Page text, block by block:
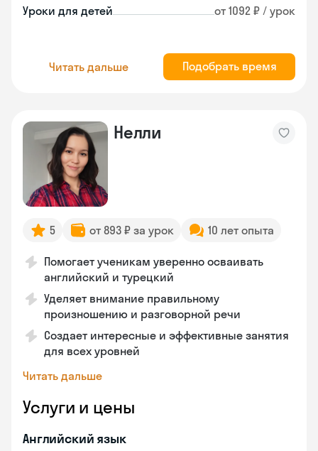
Уроки для детей от 1092 ₽ / урок
Читать дальше Подобрать время
Нелли
5 от 893 ₽ за урок 10 лет опыта
Помогает ученикам уверенно осваивать
английский и турецкий
Уделяет внимание правильному
произношению и разговорной речи
Создает интересные и эффективные занятия
для всех уровней
Читать дальше
Услуги и цены
Английский язык